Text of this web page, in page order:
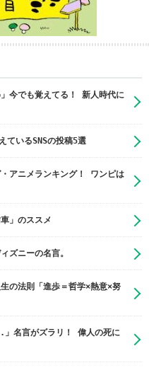
今でも覚えてる！ 新人時代に
ているSNSの投稿5選
アニメランキング！ ワンピは
」のススメ
ズニーの名言。
の法則「進歩＝哲学×熱意×努
名言がズラリ！ 偉人の死に